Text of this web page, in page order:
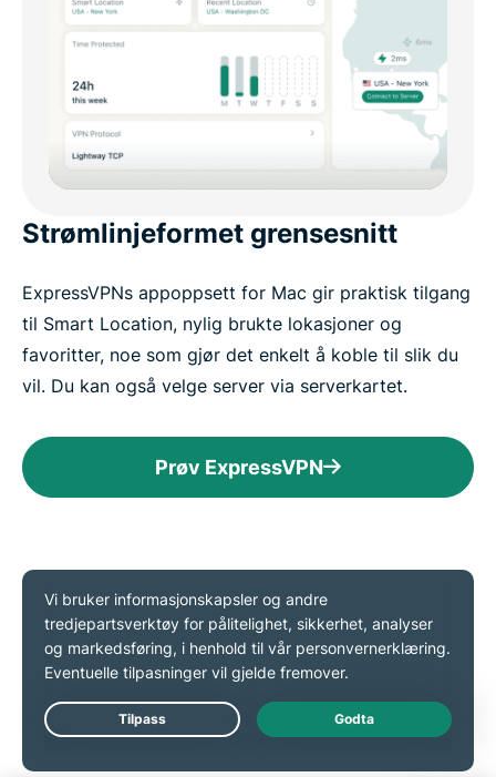
Strømlinjeformet grensesnitt
ExpressVPNs appoppsett for Mac gir praktisk tilgang
til Smart Location, nylig brukte lokasjoner og
favoritter, noe som gjør det enkelt å koble til slik du
vil. Du kan også velge server via serverkartet.
Prøv ExpressVPN
Last ned en VPN-app på
alle enhetene dine
VPN for alle populære plattformer. Sett opp
Live Chat